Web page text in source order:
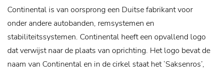
Continental is van oorsprong een Duitse fabrikant voor
onder andere autobanden, remsystemen en
stabiliteitssystemen. Continental heeft een opvallend logo
dat verwijst naar de plaats van oprichting. Het logo bevat de
naam van Continental en in de cirkel staat het ‘Saksenros’,